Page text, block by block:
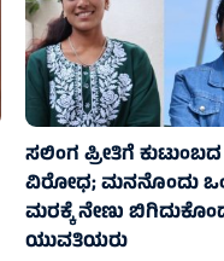
ಸಲಿಂಗ ಪ್ರೀತಿಗೆ ಕುಟುಂಬದ
ವಿರೋಧ; ಮನನೊಂದು
ಮರಕ್ಕೆ ನೇಣು
ಯುವತಿಯರು